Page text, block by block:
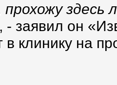
здесь
, - заявил он
в клинику на